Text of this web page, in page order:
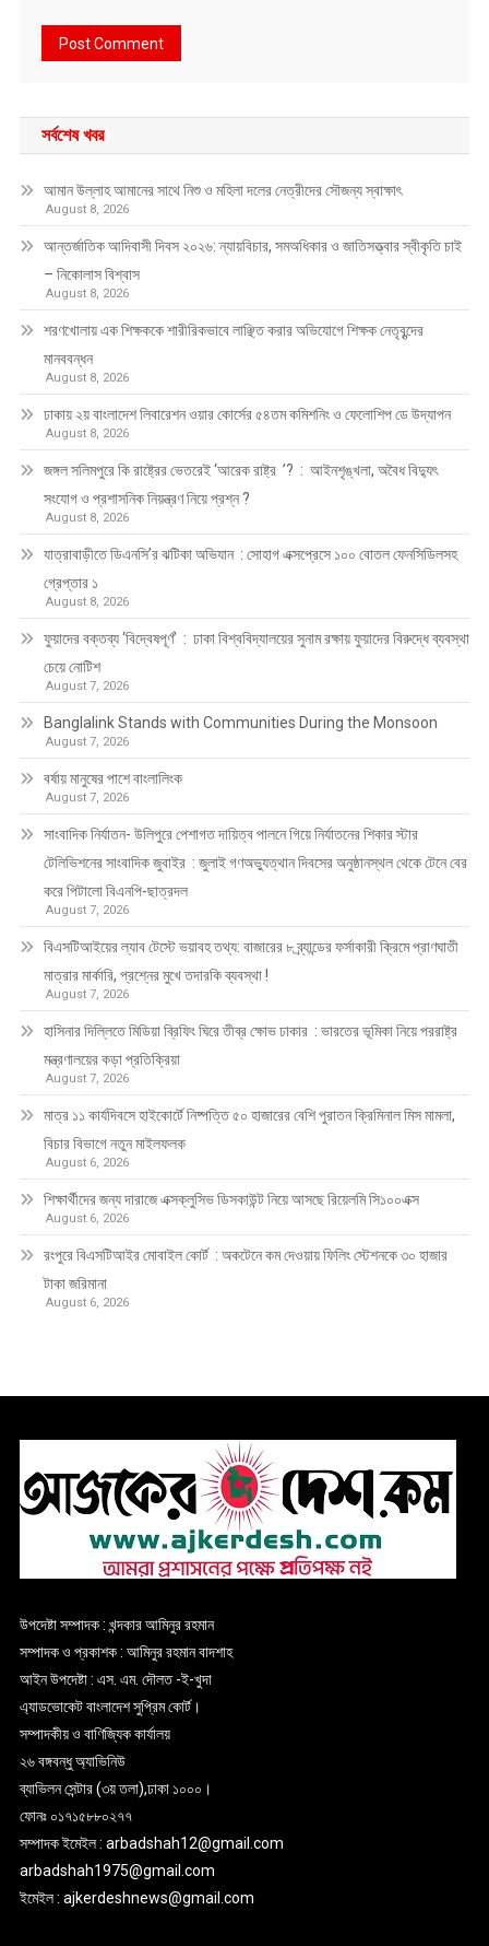
সর্বশেষ খবর
আমান উল্লাহ আমানের সাথে নিশু ও মহিলা দলের নেত্রীদের সৌজন্য স্বাক্ষাৎ
August 8, 2026
আন্তর্জাতিক আদিবাসী দিবস ২০২৬: ন্যায়বিচার, সমঅধিকার ও জাতিসত্ত্বার স্বীকৃতি চাই
– নিকোলাস বিশ্বাস
August 8, 2026
শরণখোলায় এক শিক্ষককে শারীরিকভাবে লাঞ্ছিত করার অভিযোগে শিক্ষক নেতৃবৃন্দের
মানববন্ধন
August 8, 2026
ঢাকায় ২য় বাংলাদেশ লিবারেশন ওয়ার কোর্সের ৫৪তম কমিশনিং ও ফেলোশিপ ডে উদ্‌যাপন
August 8, 2026
জঙ্গল সলিমপুরে কি রাষ্ট্রের ভেতরেই ‘আরেক রাষ্ট্র ’? : আইনশৃঙ্খলা, অবৈধ বিদ্যুৎ
সংযোগ ও প্রশাসনিক নিয়ন্ত্রণ নিয়ে প্রশ্ন ?
August 8, 2026
যাত্রাবাড়ীতে ডিএনসি’র ঝটিকা অভিযান : সোহাগ এক্সপ্রেসে ১০০ বোতল ফেনসিডিলসহ
গ্রেপ্তার ১
August 8, 2026
ফুয়াদের বক্তব্য ‘বিদ্বেষপূর্ণ’ : ঢাকা বিশ্ববিদ্যালয়ের সুনাম রক্ষায় ফুয়াদের বিরুদ্ধে ব্যবস্থা
চেয়ে নোটিশ
August 7, 2026
Banglalink Stands with Communities During the Monsoon
August 7, 2026
বর্ষায় মানুষের পাশে বাংলালিংক
August 7, 2026
সাংবাদিক নির্যাতন- উলিপুরে পেশাগত দায়িত্ব পালনে গিয়ে নির্যাতনের শিকার স্টার
টেলিভিশনের সাংবাদিক জুবাইর : জুলাই গণঅভ্যুত্থান দিবসের অনুষ্ঠানস্থল থেকে টেনে বের
করে পিটালো বিএনপি-ছাত্রদল
August 7, 2026
বিএসটিআইয়ের ল্যাব টেস্টে ভয়াবহ তথ্য: বাজারের ৮ ব্র্যান্ডের ফর্সাকারী ক্রিমে প্রাণঘাতী
মাত্রার মার্কারি, প্রশ্নের মুখে তদারকি ব্যবস্থা !
August 7, 2026
হাসিনার দিল্লিতে মিডিয়া ব্রিফিং ঘিরে তীব্র ক্ষোভ ঢাকার : ভারতের ভূমিকা নিয়ে পররাষ্ট্র
মন্ত্রণালয়ের কড়া প্রতিক্রিয়া
August 7, 2026
মাত্র ১১ কার্যদিবসে হাইকোর্টে নিষ্পত্তি ৫০ হাজারের বেশি পুরাতন ক্রিমিনাল মিস মামলা,
বিচার বিভাগে নতুন মাইলফলক
August 6, 2026
শিক্ষার্থীদের জন্য দারাজে এক্সক্লুসিভ ডিসকাউন্ট নিয়ে আসছে রিয়েলমি সি১০০এক্স
August 6, 2026
রংপুরে বিএসটিআইর মোবাইল কোর্ট : অকটেনে কম দেওয়ায় ফিলিং স্টেশনকে ৩০ হাজার
টাকা জরিমানা
August 6, 2026
উপদেষ্টা সম্পাদক : খন্দকার আমিনুর রহমান
সম্পাদক ও প্রকাশক : আমিনুর রহমান বাদশাহ
আইন উপদেষ্টা : এস. এম. দৌলত -ই-খুদা
এ্যাডভোকেট বাংলাদেশ সুপ্রিম কোর্ট।
সম্পাদকীয় ও বাণিজ্যিক কার্যালয়
২৬ বঙ্গবন্ধু অ্যাভিনিউ
ব্যাভিলন সেন্টার (৩য় তলা),ঢাকা ১০০০।
ফোনঃ ০১৭১৫৮৮০২৭৭
সম্পাদক ইমেইল : arbadshah12@gmail.com
arbadshah1975@gmail.com
ইমেইল : ajkerdeshnews@gmail.com